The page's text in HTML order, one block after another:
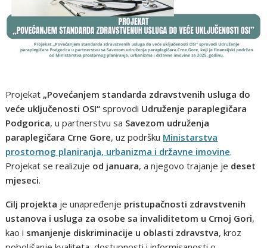
Projekat „Povećanjem standarda zdravstvenih usluga do
veće uključenosti OSI“ sprovodi Udruženje paraplegičara
Podgorica, u partnerstvu sa Savezom udruženja
paraplegičara Crne Gore, uz podršku Ministarstva
prostornog planiranja, urbanizma i državne imovine.
Projekat se realizuje od januara, a njegovo trajanje je deset
mjeseci.
Cilj projekta je unapređenje pristupačnosti zdravstvenih
ustanova i usluga za osobe sa invaliditetom u Crnoj Gori,
kao i smanjenje diskriminacije u oblasti zdravstva, kroz